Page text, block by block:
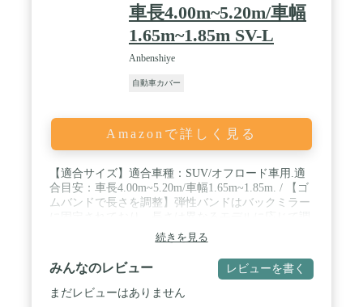
ご愛車をしっかり守る】🔥一枚車カバーで四季対
応、春には防風防塵、梅雨の季節の湿気や、酸性雨
防止。夏は、ボディカバーの表面コーティング紫外
る、日焼けして自然発火、車の内装が劣化も防止！
秋に駐車時の落ち葉、鳥の糞、黄砂等の汚れ防げま
積雪、凍結などからも守る！一番大切なのは、車体
カバーを使用すると、冬の積雪で苦労をすることな
く、出発時間を大幅に節約させます。長くお車を使
用されてるには、カバーは重要です。 / 🔥【5サイ
ズ展開！収納袋付き&安心の品質保証】🔥3M、3L、
3XL、3XXL、YL、5サイズ展開。収納袋付き、不要
の時、折畳で収納可能で便利！スペースも最小限に
イプで、各車の対応が楽！SUV、MPV、小型車に最
ば、製品に不具合が生じた場合は、いつでも、ご注
でご連絡ください。必ず最善を尽くし、保証サービ
車長4.00m~5.20m/車幅
1.65m~1.85m SV-L
Anbenshiye
自動車カバー
Amazonで詳しく見る
【適合サイズ】適合車種：SUV/オフロード車用.適
合目安：車長4.00m~5.20m/車幅1.65m~1.85m. / 【ゴ
ムバンドで長さを調整】弾性バンドはバックミラー
整することができます / 【蛍光反射ストリップ】フ
ードには。夜間または光の下で光を反射する蛍光反
射ストリップがあります。 夜に車がヒットするのを
心配する必要はありません。 / 【材質・素材】ポリ
エステルオックスフォード生地をシルバーコートし
続きを見る
みんなのレビュー レビューを書く
まだレビューはありません